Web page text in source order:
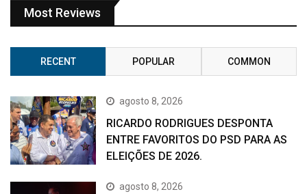
Most Reviews
RECENT POPULAR COMMON
agosto 8, 2026
RICARDO RODRIGUES DESPONTA
ENTRE FAVORITOS DO PSD PARA AS
ELEIÇÕES DE 2026.
agosto 8, 2026